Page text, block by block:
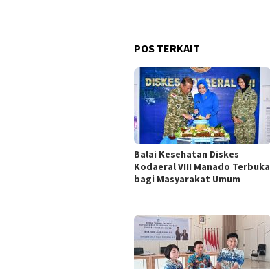
POS TERKAIT
Balai Kesehatan Diskes
Kodaeral VIII Manado Terbuka
bagi Masyarakat Umum